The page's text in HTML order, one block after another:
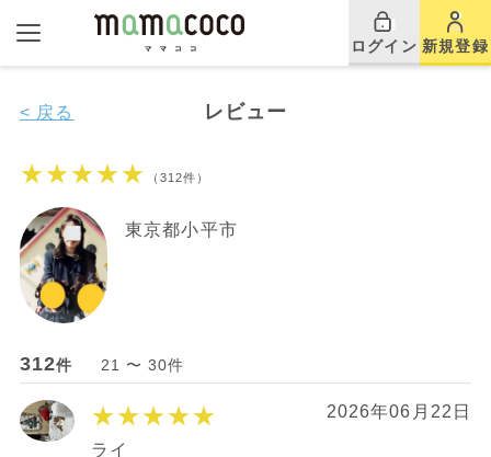
ログイン 新規登録
レビュー
< 戻る
★★★★★ （312件）
東京都小平市
312件 21 〜 30件
★★★★★ 2026年06月22日
ライ